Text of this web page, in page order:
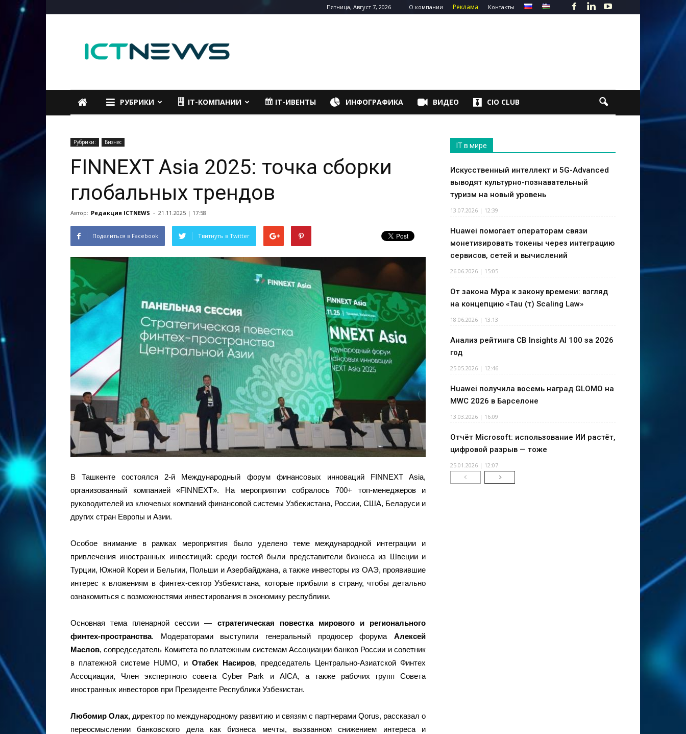
Пятница, Август 7, 2026 О компании Реклама Контакты
РУБРИКИ IT-КОМПАНИИ IT-ИВЕНТЫ ИНФОГРАФИКА ВИДЕО CIO CLUB
Рубрики: Бизнес
FINNEXT Asia 2025: точка сборки
глобальных трендов
Автор: Редакция ICTNEWS - 21.11.2025 | 17:58
Поделиться в Facebook Твитнуть в Twitter
В Ташкенте состоялся 2-й Международный форум финансовых инноваций FINNEXT Asia,
организованный компанией «FINNEXT». На мероприятии собралось 700+ топ-менеджеров и
руководителей из ключевых компаний финансовой системы Узбекистана, России, США, Беларуси и
других стран Европы и Азии.
Особое внимание в рамках мероприятия было уделено теме международной интеграции и
привлечения иностранных инвестиций: среди гостей были представители бизнеса из Швеции и
Турции, Южной Кореи и Бельгии, Польши и Азербайджана, а также инвесторы из ОАЭ, проявившие
интерес к вложениям в финтех-сектор Узбекистана, которые прибыли в страну, чтобы детально
ознакомиться с возможностями инвестирования в экономику республики.
Основная тема пленарной сессии — стратегическая повестка мирового и регионального
финтех-пространства. Модераторами выступили генеральный продюсер форума Алексей
Маслов, сопредседатель Комитета по платежным системам Ассоциации банков России и советник
в платежной системе HUMO, и Отабек Насиров, председатель Центрально-Азиатской Финтех
Ассоциации, Член экспертного совета Cyber Park и AICA, а также рабочих групп Совета
иностранных инвесторов при Президенте Республики Узбекистан.
Любомир Олах, директор по международному развитию и связям с партнерами Qorus, рассказал о
переосмыслении банковского дела как бизнеса мечты, вызванном снижением интереса и
IT в мире
Искусственный интеллект и 5G-Advanced
выводят культурно-познавательный
туризм на новый уровень
13.07.2026 | 12:39
Huawei помогает операторам связи
монетизировать токены через интеграцию
сервисов, сетей и вычислений
26.06.2026 | 15:05
От закона Мура к закону времени: взгляд
на концепцию «Tau (τ) Scaling Law»
18.06.2026 | 13:13
Анализ рейтинга CB Insights AI 100 за 2026
год
25.05.2026 | 12:46
Huawei получила восемь наград GLOMO на
MWC 2026 в Барселоне
13.03.2026 | 16:09
Отчёт Microsoft: использование ИИ растёт,
цифровой разрыв — тоже
25.01.2026 | 12:07